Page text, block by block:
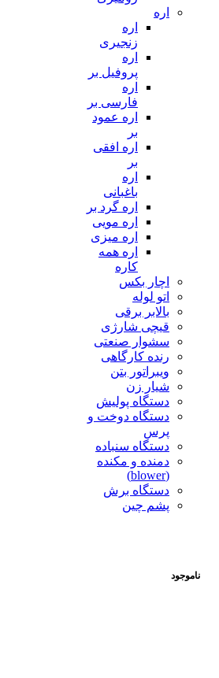
اره
اره
زنجیری
اره
پروفیل بر
اره
فارسی بر
اره عمود
بر
اره افقی
بر
اره
باغبانی
اره گرد بر
اره مویی
اره میزی
اره همه
کاره
اچار بکس
اتو لوله
بالابر برقی
قیچی شارژی
سشوار صنعتی
رنده کارگاهی
ویبراتور بتن
شیار زن
دستگاه پولیش
دستگاه دوخت و
پرس
دستگاه سنباده
دمنده و مکنده
(blower)
دستگاه برش
پشم چین
ناموجود